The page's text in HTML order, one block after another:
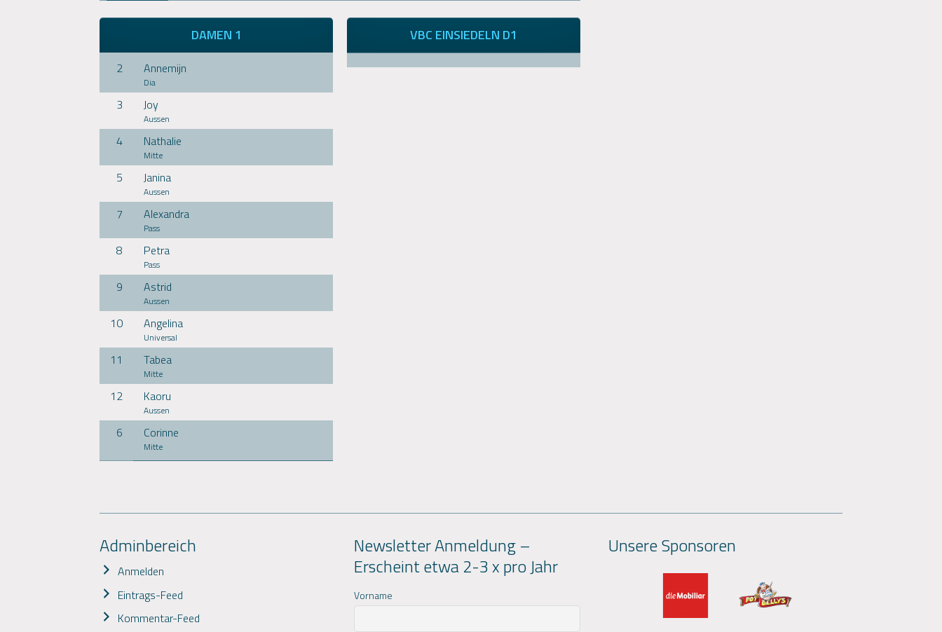
DAMEN 1
2 Annemijn
Dia
3 Joy
Aussen
4 Nathalie
Mitte
5 Janina
Aussen
7 Alexandra
Pass
8 Petra
Pass
9 Astrid
Aussen
10 Angelina
Universal
11 Tabea
Mitte
12 Kaoru
Aussen
6 Corinne
Mitte
VBC EINSIEDELN D1
Adminbereich
Anmelden
Eintrags-Feed
Kommentar-Feed
Newsletter Anmeldung –
Erscheint etwa 2-3 x pro Jahr
Vorname
Unsere Sponsoren